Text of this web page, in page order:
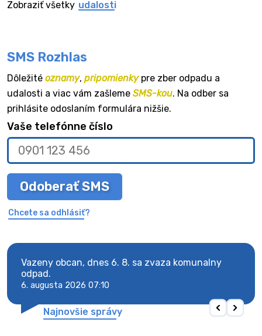
Zobraziť všetky udalosti
SMS Rozhlas
Dôležité oznamy, pripomienkypre zber odpadu a
udalosti a viac vám zašleme SMS-kou. Na odber sa
prihlásite odoslaním formulára nižšie.
Vaše telefónne číslo
Odoberať SMS
Chcete sa odhlásiť?
Vazeny obcan, dnes 6. 8. sa zvaza komunalny
odpad.
6. augusta 2026 07:10
Najnovšie správy